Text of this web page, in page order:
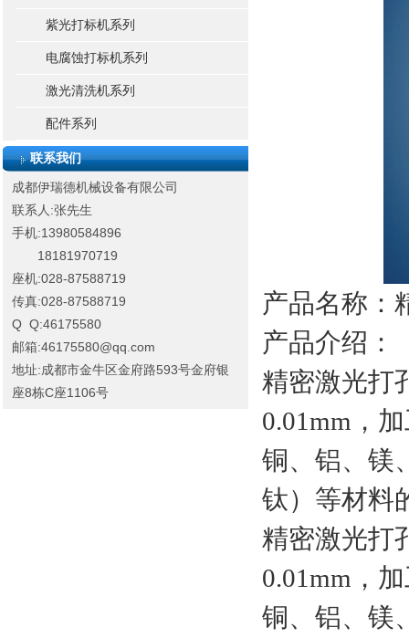
紫光打标机系列
电腐蚀打标机系列
激光清洗机系列
配件系列
联系我们
成都伊瑞德机械设备有限公司
联系人:张先生
手机:13980584896
18181970719
座机:028-87588719
传真:028-87588719
Q Q:46175580
邮箱:46175580@qq.com
地址:成都市金牛区金府路593号金府银
座8栋C座1106号
产品名称：
产品介绍：
精密激光打
0.01mm，
铜、铝、镁
钛）等材料
精密激光打
0.01mm，
铜、铝、镁